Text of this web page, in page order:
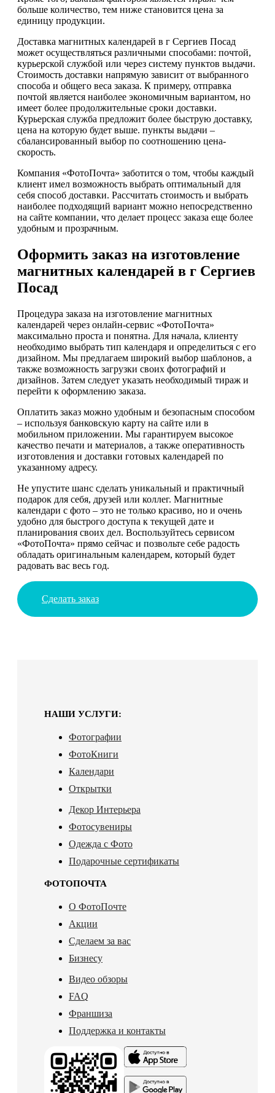
больше количество, тем ниже становится цена за
единицу продукции.
Доставка магнитных календарей в г Сергиев Посад
может осуществляться различными способами: почтой,
курьерской службой или через систему пунктов выдачи.
Стоимость доставки напрямую зависит от выбранного
способа и общего веса заказа. К примеру, отправка
почтой является наиболее экономичным вариантом, но
имеет более продолжительные сроки доставки.
Курьерская служба предложит более быструю доставку,
цена на которую будет выше. пункты выдачи –
сбалансированный выбор по соотношению цена-
скорость.
Компания «ФотоПочта» заботится о том, чтобы каждый
клиент имел возможность выбрать оптимальный для
себя способ доставки. Рассчитать стоимость и выбрать
наиболее подходящий вариант можно непосредственно
на сайте компании, что делает процесс заказа еще более
удобным и прозрачным.
Оформить заказ на изготовление
магнитных календарей в г Сергиев
Посад
Процедура заказа на изготовление магнитных
календарей через онлайн-сервис «ФотоПочта»
максимально проста и понятна. Для начала, клиенту
необходимо выбрать тип календаря и определиться с его
дизайном. Мы предлагаем широкий выбор шаблонов, а
также возможность загрузки своих фотографий и
дизайнов. Затем следует указать необходимый тираж и
перейти к оформлению заказа.
Оплатить заказ можно удобным и безопасным способом
– используя банковскую карту на сайте или в
мобильном приложении. Мы гарантируем высокое
качество печати и материалов, а также оперативность
изготовления и доставки готовых календарей по
указанному адресу.
Не упустите шанс сделать уникальный и практичный
подарок для себя, друзей или коллег. Магнитные
календари с фото – это не только красиво, но и очень
удобно для быстрого доступа к текущей дате и
планирования своих дел. Воспользуйтесь сервисом
«ФотоПочта» прямо сейчас и позвольте себе радость
обладать оригинальным календарем, который будет
радовать вас весь год.
Сделать заказ
НАШИ УСЛУГИ:
Фотографии
ФотоКниги
Календари
Открытки
Декор Интерьера
Фотосувениры
Одежда с Фото
Подарочные сертификаты
ФОТОПОЧТА
О ФотоПочте
Акции
Сделаем за вас
Бизнесу
Видео обзоры
FAQ
Франшиза
Поддержка и контакты